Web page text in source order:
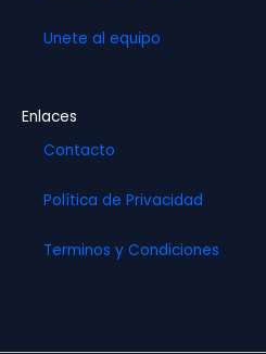
Unete al equipo
Enlaces
Contacto
Política de Privacidad
Terminos y Condiciones